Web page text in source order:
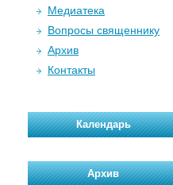
Медиатека
Вопросы священнику
Архив
Контакты
Календарь
Архив